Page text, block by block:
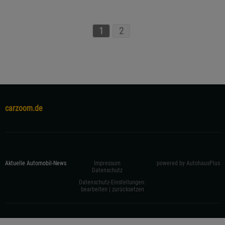
1 2
carzoom.de
Aktuelle Automobil-News
Impressum
Datenschutz
Datenschutz-Einstellungen:
bearbeiten | zurücksetzen
powered by AutohausPlus